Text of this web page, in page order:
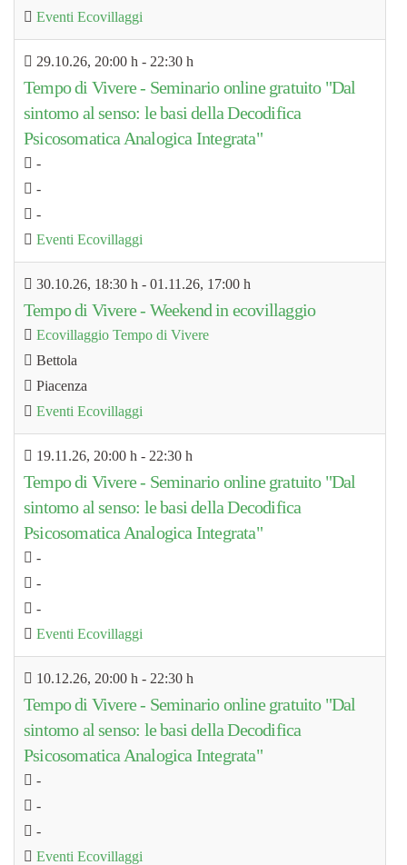
Eventi Ecovillaggi
29.10.26, 20:00 h - 22:30 h
Tempo di Vivere - Seminario online gratuito "Dal
sintomo al senso: le basi della Decodifica
Psicosomatica Analogica Integrata"
-
-
-
Eventi Ecovillaggi
30.10.26, 18:30 h - 01.11.26, 17:00 h
Tempo di Vivere - Weekend in ecovillaggio
Ecovillaggio Tempo di Vivere
Bettola
Piacenza
Eventi Ecovillaggi
19.11.26, 20:00 h - 22:30 h
Tempo di Vivere - Seminario online gratuito "Dal
sintomo al senso: le basi della Decodifica
Psicosomatica Analogica Integrata"
-
-
-
Eventi Ecovillaggi
10.12.26, 20:00 h - 22:30 h
Tempo di Vivere - Seminario online gratuito "Dal
sintomo al senso: le basi della Decodifica
Psicosomatica Analogica Integrata"
-
-
-
Eventi Ecovillaggi